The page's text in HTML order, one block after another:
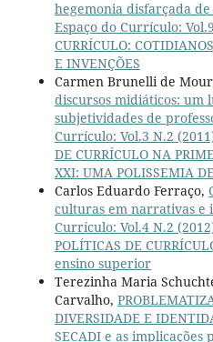
hegemonia disfarçada
Espaço do Currículo:
CURRÍCULO:
E INVENÇÕES
Carmen Brunelli de
discursos midiáticos: um
subjetividades de
Currículo: Vol.3 N.2
DE CURRÍCULO NA
XXI: UMA POLISSEMIA
Carlos Eduardo Ferraço,
culturas em narrativas e
Currículo: Vol.4 N.2
POLÍTICAS DE
ensino superior
Terezinha Maria
Carvalho,
DIVERSIDADE E
SECADI e as